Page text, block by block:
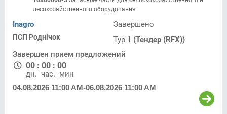
лесохозяйственного оборудования
Inagro
ПСП Роднічок
Завершено
Тур 1 (Тендер (RFX))
Завершен прием предложений
00 : 00 : 00
дн. час. мин.
04.08.2026 11:00 AM-06.08.2026 11:00 AM